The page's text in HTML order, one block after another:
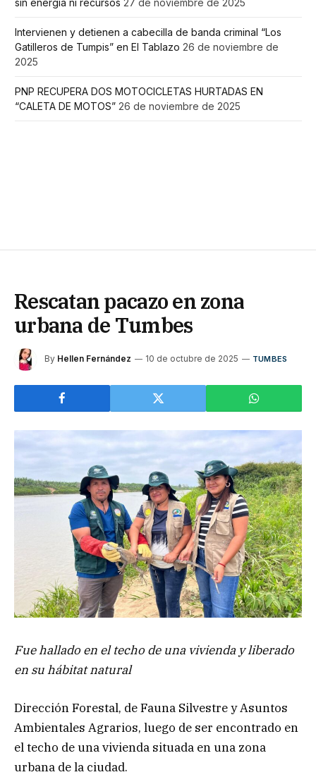
Intervienen y detienen a cabecilla de banda criminal “Los
Gatilleros de Tumpis” en El Tablazo 26 de noviembre de
2025
PNP RECUPERA DOS MOTOCICLETAS HURTADAS EN
“CALETA DE MOTOS” 26 de noviembre de 2025
Rescatan pacazo en zona
urbana de Tumbes
By Hellen Fernández 10 de octubre de 2025 TUMBES
Fue hallado en el techo de una vivienda y liberado
en su hábitat natural
Dirección Forestal, de Fauna Silvestre y Asuntos
Ambientales Agrarios, luego de ser encontrado en
el techo de una vivienda situada en una zona
urbana de la ciudad.